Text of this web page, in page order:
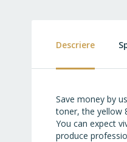
images
Descriere
Save money by
toner, the yellow
You can expect
produce